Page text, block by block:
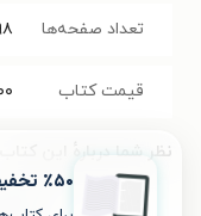
تعداد صفحه‌ها
قیمت کتاب
نظر شما دربارهٔ این کتاب
به این
٪۵۰ تخفیف ویژۀ اولین خرید